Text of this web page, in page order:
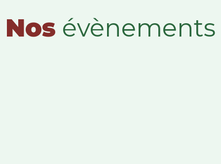
Nos évènements